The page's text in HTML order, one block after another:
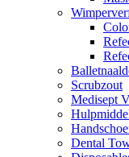
Scrubzout
Medisept
Dental